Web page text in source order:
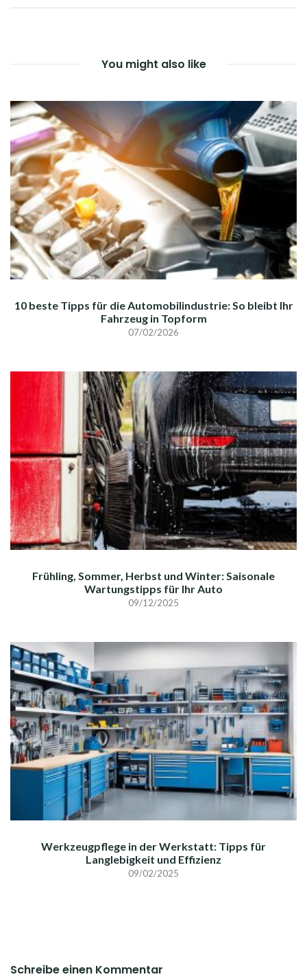
You might also like
10 beste Tipps für die Automobilindustrie: So bleibt Ihr
Fahrzeug in Topform
07/02/2026
Frühling, Sommer, Herbst und Winter: Saisonale
Wartungstipps für Ihr Auto
09/12/2025
Werkzeugpflege in der Werkstatt: Tipps für
Langlebigkeit und Effizienz
09/02/2025
Schreibe einen Kommentar